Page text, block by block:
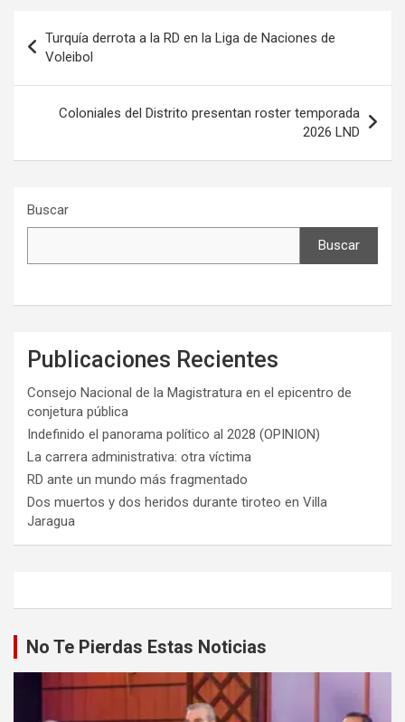
de
entradas
Turquía derrota a la RD en la Liga de Naciones de
Voleibol
Coloniales del Distrito presentan roster temporada
2026 LND
Buscar
Buscar
Publicaciones Recientes
Consejo Nacional de la Magistratura en el epicentro de
conjetura pública
Indefinido el panorama político al 2028 (OPINION)
La carrera administrativa: otra víctima
RD ante un mundo más fragmentado
Dos muertos y dos heridos durante tiroteo en Villa
Jaragua
No Te Pierdas Estas Noticias